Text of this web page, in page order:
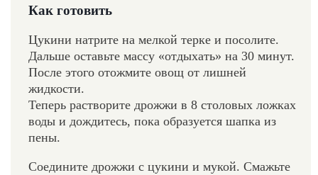
Как готовить
Цукини натрите на мелкой терке и посолите.
Дальше оставьте массу «отдыхать» на 30 минут.
После этого отожмите овощ от лишней
жидкости.
Теперь растворите дрожжи в 8 столовых ложках
воды и дождитесь, пока образуется шапка из
пены.
Соедините дрожжи с цукини и мукой. Смажьте